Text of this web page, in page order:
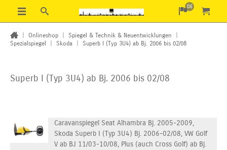
DE
Onlineshop Spiegel & Technik & Neuentwicklungen
Spezialspiegel
Skoda Superb I (Typ 3U4) ab Bj. 2006 bis 02/08
Superb I (Typ 3U4) ab Bj. 2006 bis 02/08
Caravanspiegel Seat Alhambra Bj. 2005-2009,
Skoda Superb I (Typ 3U4) Bj. 2006-02/08, VW Golf
V ab BJ 11/03-10/08, Plus (auch Cross Golf) ab Bj.